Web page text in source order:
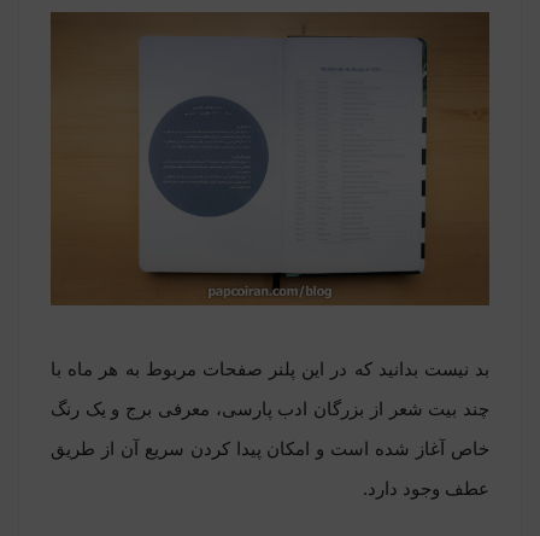
بد نیست بدانید که در این پلنر صفحات مربوط به هر ماه با
چند بیت شعر از بزرگان ادب پارسی، معرفی برج و یک رنگ
خاص آغاز شده است و امکان پیدا کردن سریع آن از طریق
عطف وجود دارد.